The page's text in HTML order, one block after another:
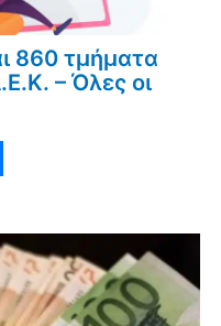
860 τμήματα
– Όλες οι